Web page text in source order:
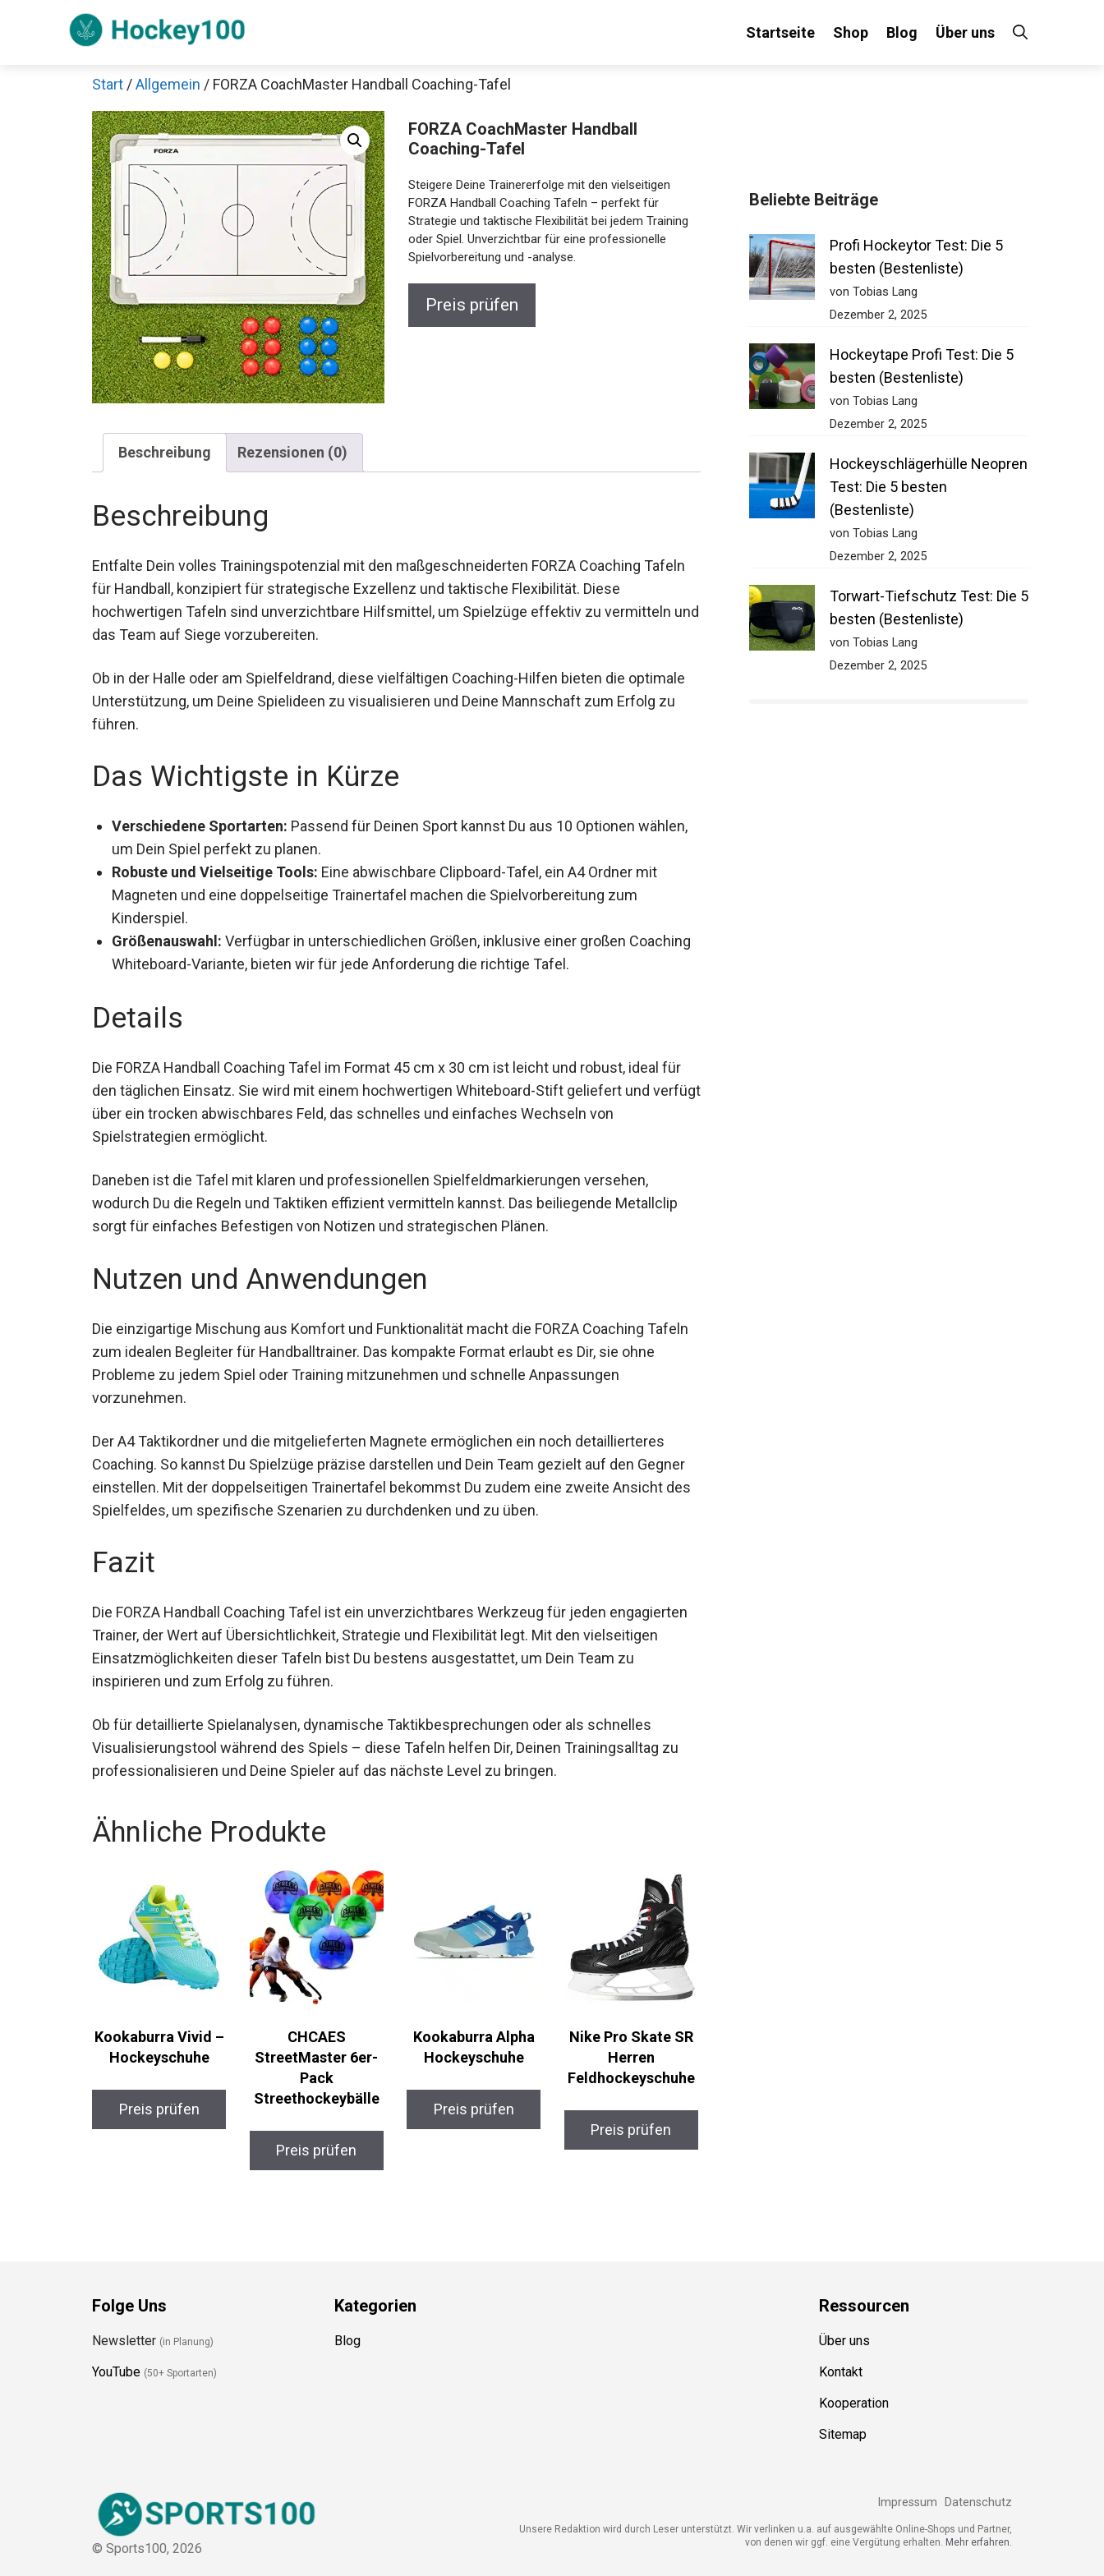
Startseite Shop Blog Über uns
Start /Allgemein / FORZA CoachMaster Handball Coaching-Tafel
FORZA CoachMaster Handball
Coaching-Tafel
Steigere Deine Trainererfolge mit den vielseitigen
FORZA Handball Coaching Tafeln – perfekt für
Strategie und taktische Flexibilität bei jedem Training
oder Spiel. Unverzichtbar für eine professionelle
Spielvorbereitung und -analyse.
Preis prüfen
Beschreibung Rezensionen (0)
Beschreibung
Entfalte Dein volles Trainingspotenzial mit den maßgeschneiderten FORZA Coaching Tafeln
für Handball, konzipiert für strategische Exzellenz und taktische Flexibilität. Diese
hochwertigen Tafeln sind unverzichtbare Hilfsmittel, um Spielzüge effektiv zu vermitteln
und das Team auf Siege vorzubereiten.
Ob in der Halle oder am Spielfeldrand, diese vielfältigen Coaching-Hilfen bieten die optimale
Unterstützung, um Deine Spielideen zu visualisieren und Deine Mannschaft zum Erfolg zu
führen.
Das Wichtigste in Kürze
Verschiedene Sportarten: Passend für Deinen Sport kannst Du aus 10 Optionen wählen,
um Dein Spiel perfekt zu planen.
Robuste und Vielseitige Tools: Eine abwischbare Clipboard-Tafel, ein A4 Ordner mit
Magneten und eine doppelseitige Trainertafel machen die Spielvorbereitung zum
Kinderspiel.
Größenauswahl: Verfügbar in unterschiedlichen Größen, inklusive einer großen Coaching
Whiteboard-Variante, bieten wir für jede Anforderung die richtige Tafel.
Details
Die FORZA Handball Coaching Tafel im Format 45 cm x 30 cm ist leicht und robust, ideal für
den täglichen Einsatz. Sie wird mit einem hochwertigen Whiteboard-Stift geliefert und
verfügt über ein trocken abwischbares Feld, das schnelles und einfaches Wechseln von
Spielstrategien ermöglicht.
Daneben ist die Tafel mit klaren und professionellen Spielfeldmarkierungen versehen,
wodurch Du die Regeln und Taktiken effizient vermitteln kannst. Das beiliegende Metallclip
sorgt für einfaches Befestigen von Notizen und strategischen Plänen.
Nutzen und Anwendungen
Die einzigartige Mischung aus Komfort und Funktionalität macht die FORZA Coaching Tafeln
zum idealen Begleiter für Handballtrainer. Das kompakte Format erlaubt es Dir, sie ohne
Probleme zu jedem Spiel oder Training mitzunehmen und schnelle Anpassungen
vorzunehmen.
Der A4 Taktikordner und die mitgelieferten Magnete ermöglichen ein noch detaillierteres
Coaching. So kannst Du Spielzüge präzise darstellen und Dein Team gezielt auf den Gegner
einstellen. Mit der doppelseitigen Trainertafel bekommst Du zudem eine zweite Ansicht des
Spielfeldes, um spezifische Szenarien zu durchdenken und zu üben.
Fazit
Die FORZA Handball Coaching Tafel ist ein unverzichtbares Werkzeug für jeden engagierten
Trainer, der Wert auf Übersichtlichkeit, Strategie und Flexibilität legt. Mit den vielseitigen
Einsatzmöglichkeiten dieser Tafeln bist Du bestens ausgestattet, um Dein Team zu
inspirieren und zum Erfolg zu führen.
Ob für detaillierte Spielanalysen, dynamische Taktikbesprechungen oder als schnelles
Visualisierungstool während des Spiels – diese Tafeln helfen Dir, Deinen Trainingsalltag zu
professionalisieren und Deine Spieler auf das nächste Level zu bringen.
Ähnliche Produkte
Kookaburra Vivid –
Hockeyschuhe
Preis prüfen
CHCAES
StreetMaster 6er-
Pack
Streethockeybälle
Preis prüfen
Kookaburra Alpha
Hockeyschuhe
Preis prüfen
Nike Pro Skate SR
Herren
Feldhockeyschuhe
Preis prüfen
Beliebte Beiträge
Profi Hockeytor Test: Die 5
besten (Bestenliste)
von Tobias Lang
Dezember 2, 2025
Hockeytape Profi Test: Die 5
besten (Bestenliste)
von Tobias Lang
Dezember 2, 2025
Hockeyschlägerhülle
Neopren Test: Die 5 besten
(Bestenliste)
von Tobias Lang
Dezember 2, 2025
Torwart-Tiefschutz Test: Die
5 besten (Bestenliste)
von Tobias Lang
Dezember 2, 2025
Folge Uns
Newsletter(in Planung)
YouTube (50+ Sportarten)
Kategorien
Blog
Ressourcen
Über uns
Kontakt
Kooperation
Sitemap
© Sports100, 2026
Impressum Datenschutz
Unsere Redaktion wird durch Leser unterstützt. Wir verlinken u.a. auf ausgewählte Online-Shops und Partner,
von denen wir ggf. eine Vergütung erhalten.
Mehr erfahren.
Jetzt anschauen